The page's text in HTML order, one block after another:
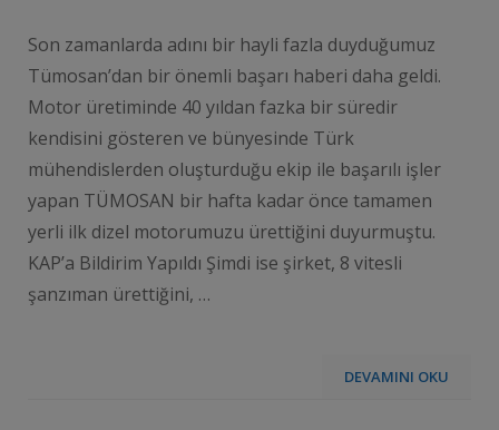
Son zamanlarda adını bir hayli fazla duyduğumuz
Tümosan’dan bir önemli başarı haberi daha geldi.
Motor üretiminde 40 yıldan fazka bir süredir
kendisini gösteren ve bünyesinde Türk
mühendislerden oluşturduğu ekip ile başarılı işler
yapan TÜMOSAN bir hafta kadar önce tamamen
yerli ilk dizel motorumuzu ürettiğini duyurmuştu.
KAP’a Bildirim Yapıldı Şimdi ise şirket, 8 vitesli
şanzıman ürettiğini, …
DEVAMINI OKU